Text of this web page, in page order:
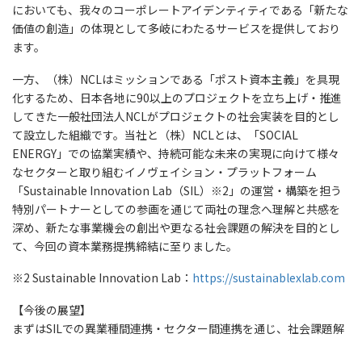
においても、我々のコーポレートアイデンティティである「新たな
価値の創造」の体現として多岐にわたるサービスを提供しており
ます。
一方、（株）NCLはミッションである「ポスト資本主義」を具現
化するため、日本各地に90以上のプロジェクトを立ち上げ・推進
してきた一般社団法人NCLがプロジェクトの社会実装を目的とし
て設立した組織です。当社と（株）NCLとは、「SOCIAL
ENERGY」での協業実績や、持続可能な未来の実現に向けて様々
なセクターと取り組むイノヴェイション・プラットフォーム
「Sustainable Innovation Lab（SIL）※2」の運営・構築を担う
特別パートナーとしての参画を通じて両社の理念へ理解と共感を
深め、新たな事業機会の創出や更なる社会課題の解決を目的とし
て、今回の資本業務提携締結に至りました。
※2 Sustainable Innovation Lab： https://sustainablexlab.com
【今後の展望】
まずはSILでの異業種間連携・セクター間連携を通じ、社会課題解